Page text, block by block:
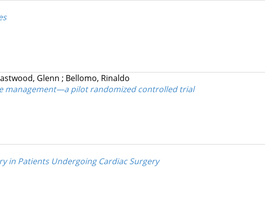
Glenn ; Bellomo, Rinaldo
management—a pilot randomized controlled trial
in Patients Undergoing Cardiac Surgery